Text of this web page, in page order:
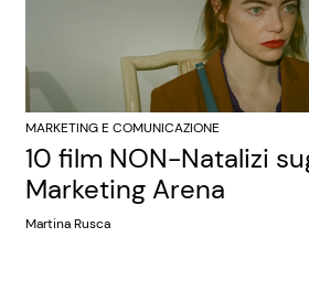
MARKETING E COMUNICAZIONE
10 film NON-Natalizi
Marketing Arena
Martina Rusca